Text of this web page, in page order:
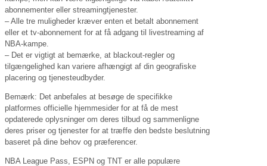
abonnementer eller streamingtjenester.
– Alle tre muligheder kræver enten et betalt abonnement
eller et tv-abonnement for at få adgang til livestreaming af
NBA-kampe.
– Det er vigtigt at bemærke, at blackout-regler og
tilgængelighed kan variere afhængigt af din geografiske
placering og tjenesteudbyder.
Bemærk: Det anbefales at besøge de specifikke
platformes officielle hjemmesider for at få de mest
opdaterede oplysninger om deres tilbud og sammenligne
deres priser og tjenester for at træffe den bedste beslutning
baseret på dine behov og præferencer.
NBA League Pass, ESPN og TNT er alle populære